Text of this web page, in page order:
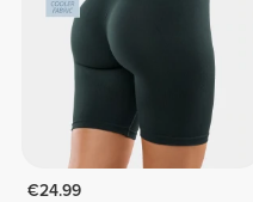
€24.99